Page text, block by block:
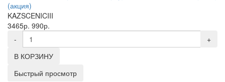
(акция)
KAZSCENICIII
3465р. 990р.
-
+
В КОРЗИНУ
Быстрый просмотр